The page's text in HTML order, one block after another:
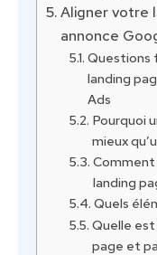
Aligner votre
annonce
Questions
landing
Ads
Pourquoi
mieux
landing
Quels
Quelle
page et